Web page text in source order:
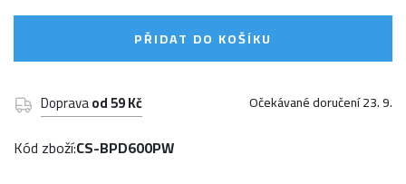
PŘIDAT DO KOŠÍKU
Dopravaod 59 Kč Očekávané doručení 23. 9.
Kód zboží:CS-BPD600PW